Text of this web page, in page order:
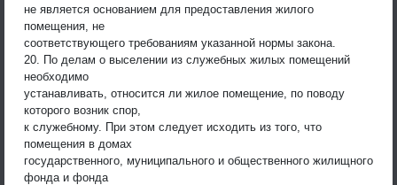
не является основанием для предоставления жилого
помещения, не
соответствующего требованиям указанной нормы закона.
20. По делам о выселении из служебных жилых помещений
необходимо
устанавливать, относится ли жилое помещение, по поводу
которого возник спор,
к служебному. При этом следует исходить из того, что
помещения в домах
государственного, муниципального и общественного жилищного
фонда и фонда